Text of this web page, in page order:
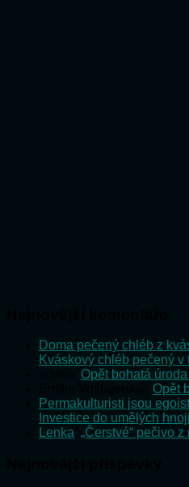
Doma pečený chléb z
Kváskový chléb pečený v
Opět bohatá
Opět
Permakulturisti jsou
Investice do umělých
Lenka „Čerstvé“ pečivo z